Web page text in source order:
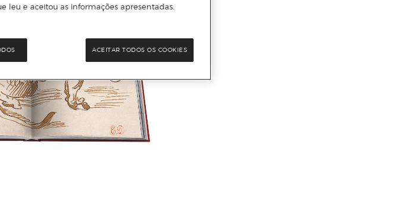
leu e aceitou as informações apresentadas.
ACEITAR TODOS OS COOKIES